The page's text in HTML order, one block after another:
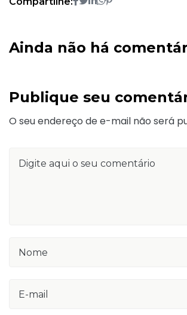
Ainda não há
Publique seu
O seu endereço de e-mail não será